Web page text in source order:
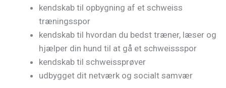
kendskab til opbygning af et schweiss
træningsspor
kendskab til hvordan du bedst træner, læser og
hjælper din hund til at gå et schweissspor
kendskab til schweissprøver
udbygget dit netværk og socialt samvær